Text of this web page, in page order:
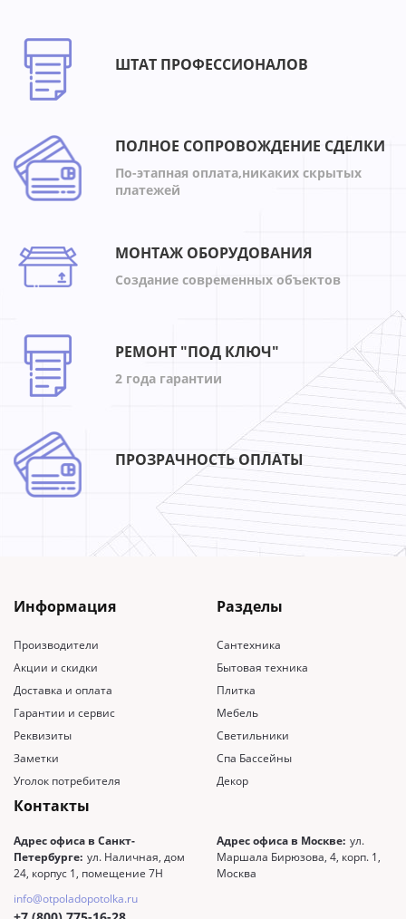
ШТАТ ПРОФЕССИОНАЛОВ
ПОЛНОЕ СОПРОВОЖДЕНИЕ СДЕЛКИ
По-этапная оплата,никаких скрытых
платежей
МОНТАЖ ОБОРУДОВАНИЯ
Создание современных объектов
РЕМОНТ "ПОД КЛЮЧ"
2 года гарантии
ПРОЗРАЧНОСТЬ ОПЛАТЫ
Информация
Производители
Акции и скидки
Доставка и оплата
Гарантии и сервис
Реквизиты
Заметки
Уголок потребителя
Разделы
Сантехника
Бытовая техника
Плитка
Мебель
Светильники
Спа Бассейны
Декор
Контакты
Адрес офиса в Санкт-
Петербурге: ул. Наличная, дом
24, корпус 1, помещение 7Н
Адрес офиса в Москве: ул.
Маршала Бирюзова, 4, корп. 1,
Москва
info@otpoladopotolka.ru